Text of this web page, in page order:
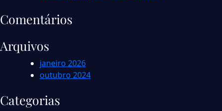
Comentários
Arquivos
janeiro 2026
outubro 2024
Categorias